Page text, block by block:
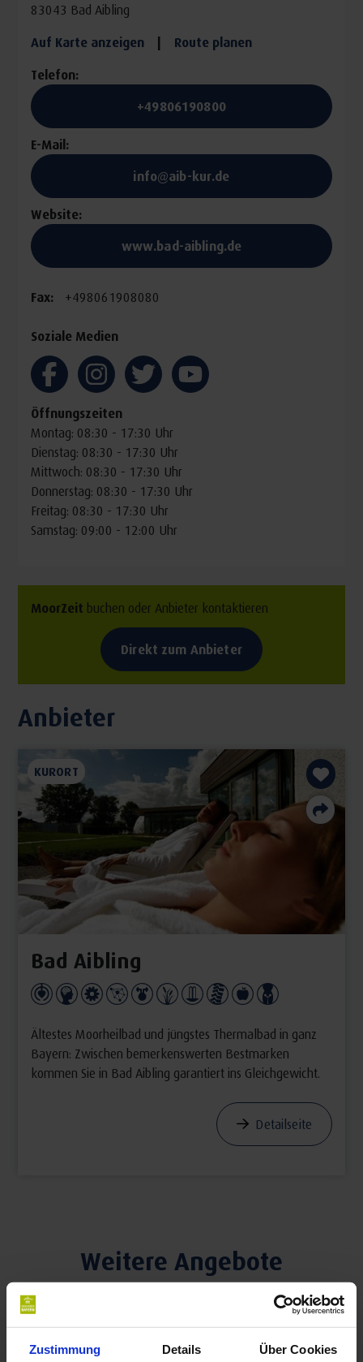
Zustimmung Details Über Cookies
83043 Bad Aibling
Auf Karte anzeigen | Route planen
Telefon:
+49806190800
E-Mail:
info@aib-kur.de
Website:
www.bad-aibling.de
Fax: +498061908080
Soziale Medien
Öffnungszeiten
Montag: 08:30 - 17:30 Uhr
Dienstag: 08:30 - 17:30 Uhr
Mittwoch: 08:30 - 17:30 Uhr
Donnerstag: 08:30 - 17:30 Uhr
Freitag: 08:30 - 17:30 Uhr
Samstag: 09:00 - 12:00 Uhr
MoorZeit buchen oder Anbieter kontaktieren
Direkt zum Anbieter
Anbieter
KURORT
Bad Aibling
Ältestes Moorheilbad und jüngstes Thermalbad in ganz
Bayern: Zwischen bemerkenswerten Bestmarken
kommen Sie in Bad Aibling garantiert ins Gleichgewicht.
Detailseite
Weitere Angebote